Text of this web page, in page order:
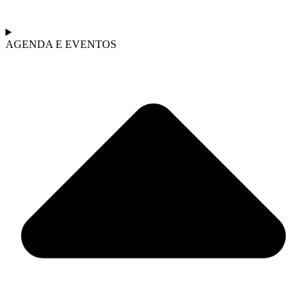
AGENDA E EVENTOS